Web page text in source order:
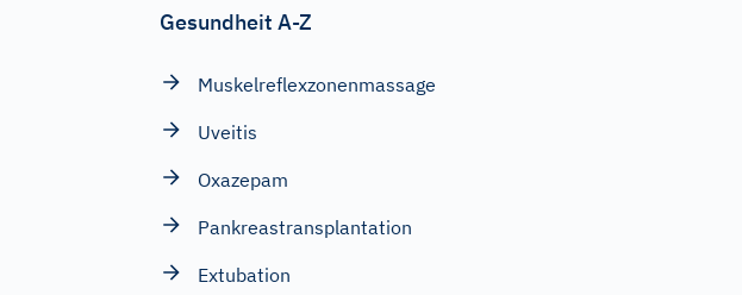
Gesundheit A-Z
Muskelreflexzonenmassage
Uveitis
Oxazepam
Pankreastransplantation
Extubation